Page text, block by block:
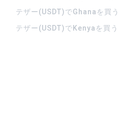
テザー(USDT)でGhanaを買う
テザー(USDT)でKenyaを買う